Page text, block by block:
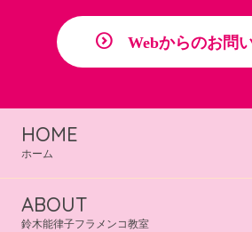
Webからのお問
HOME
ホーム
ABOUT
鈴木能律子フラメンコ教室